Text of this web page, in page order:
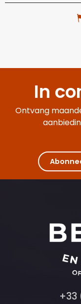
In
Ontvang
+33